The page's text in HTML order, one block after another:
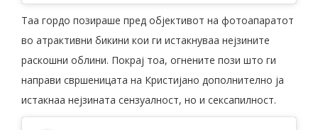
Tаа гордо позираше пред објективот на фотоапаратот
во атрактивни бикини кои ги истакнуваа нејзините
раскошни облини. Покрај тоа, огнените пози што ги
направи свршеницата на Кристијано дополнително ја
истакнаа нејзината сензуалност, но и сексапилност.